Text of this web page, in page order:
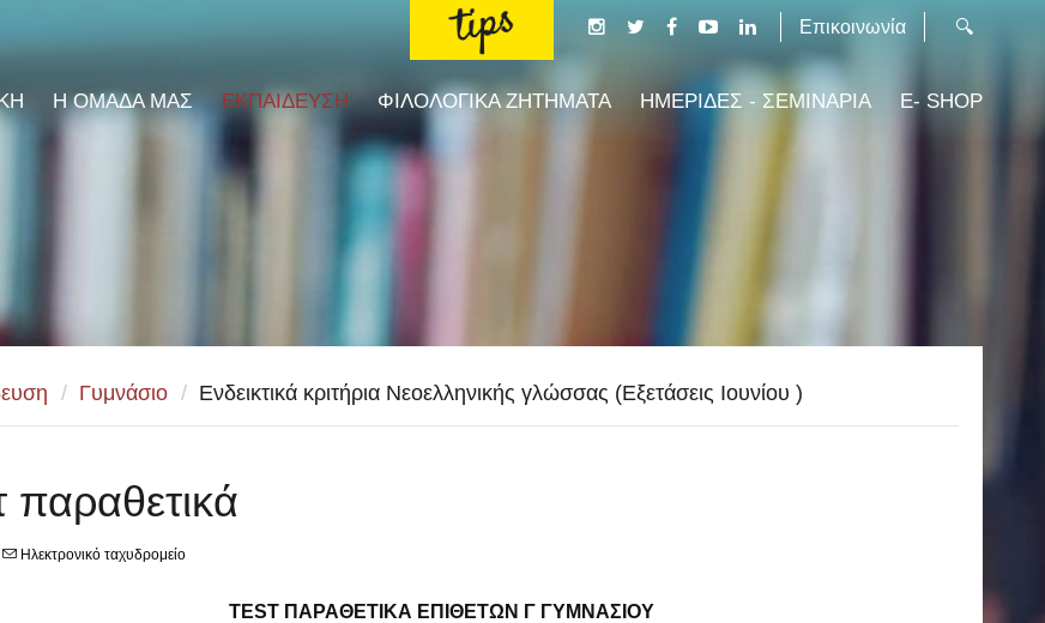
Επικοινωνία
Η ΟΜΑΔΑ ΜΑΣ ΕΚΠΑΙΔΕΥΣΗ ΦΙΛΟΛΟΓΙΚΑ ΖΗΤΗΜΑΤΑ ΗΜΕΡΙΔΕΣ - ΣΕΜΙΝΑΡΙΑ E- SHOP
/ Γυμνάσιο / Ενδεικτικά κριτήρια Νεοελληνικής γλώσσας (Εξετάσεις Ιουνίου )
παραθετικά
Ηλεκτρονικό ταχυδρομείο
TESTΠΑΡΑΘΕΤΙΚΑ ΕΠΙΘΕΤΩΝ Γ ΓΥΜΝΑΣΙΟΥ